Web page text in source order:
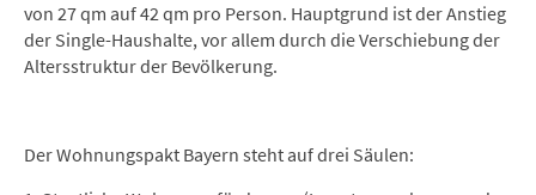
von 27 qm auf 42 qm pro Person. Hauptgrund ist der Anstieg
der Single-Haushalte, vor allem durch die Verschiebung der
Altersstruktur der Bevölkerung.
Der Wohnungspakt Bayern steht auf drei Säulen: